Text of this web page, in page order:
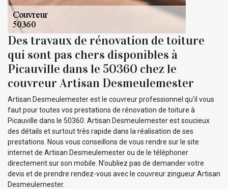
Des travaux de rénovation de toiture
qui sont pas chers disponibles à
Picauville dans le 50360 chez le
couvreur Artisan Desmeulemester
Artisan Desmeulemester est le couvreur professionnel qu’il vous
faut pour toutes vos prestations de rénovation de toiture à
Picauville dans le 50360. Artisan Desmeulemester est soucieux
des détails et surtout très rapide dans la réalisation de ses
prestations. Nous vous conseillons de vous rendre sur le site
internet de Artisan Desmeulemester ou de le téléphoner
directement sur son mobile. N’oubliez pas de demander votre
devis et de prendre rendez-vous avec le couvreur zingueur Artisan
Desmeulemester.